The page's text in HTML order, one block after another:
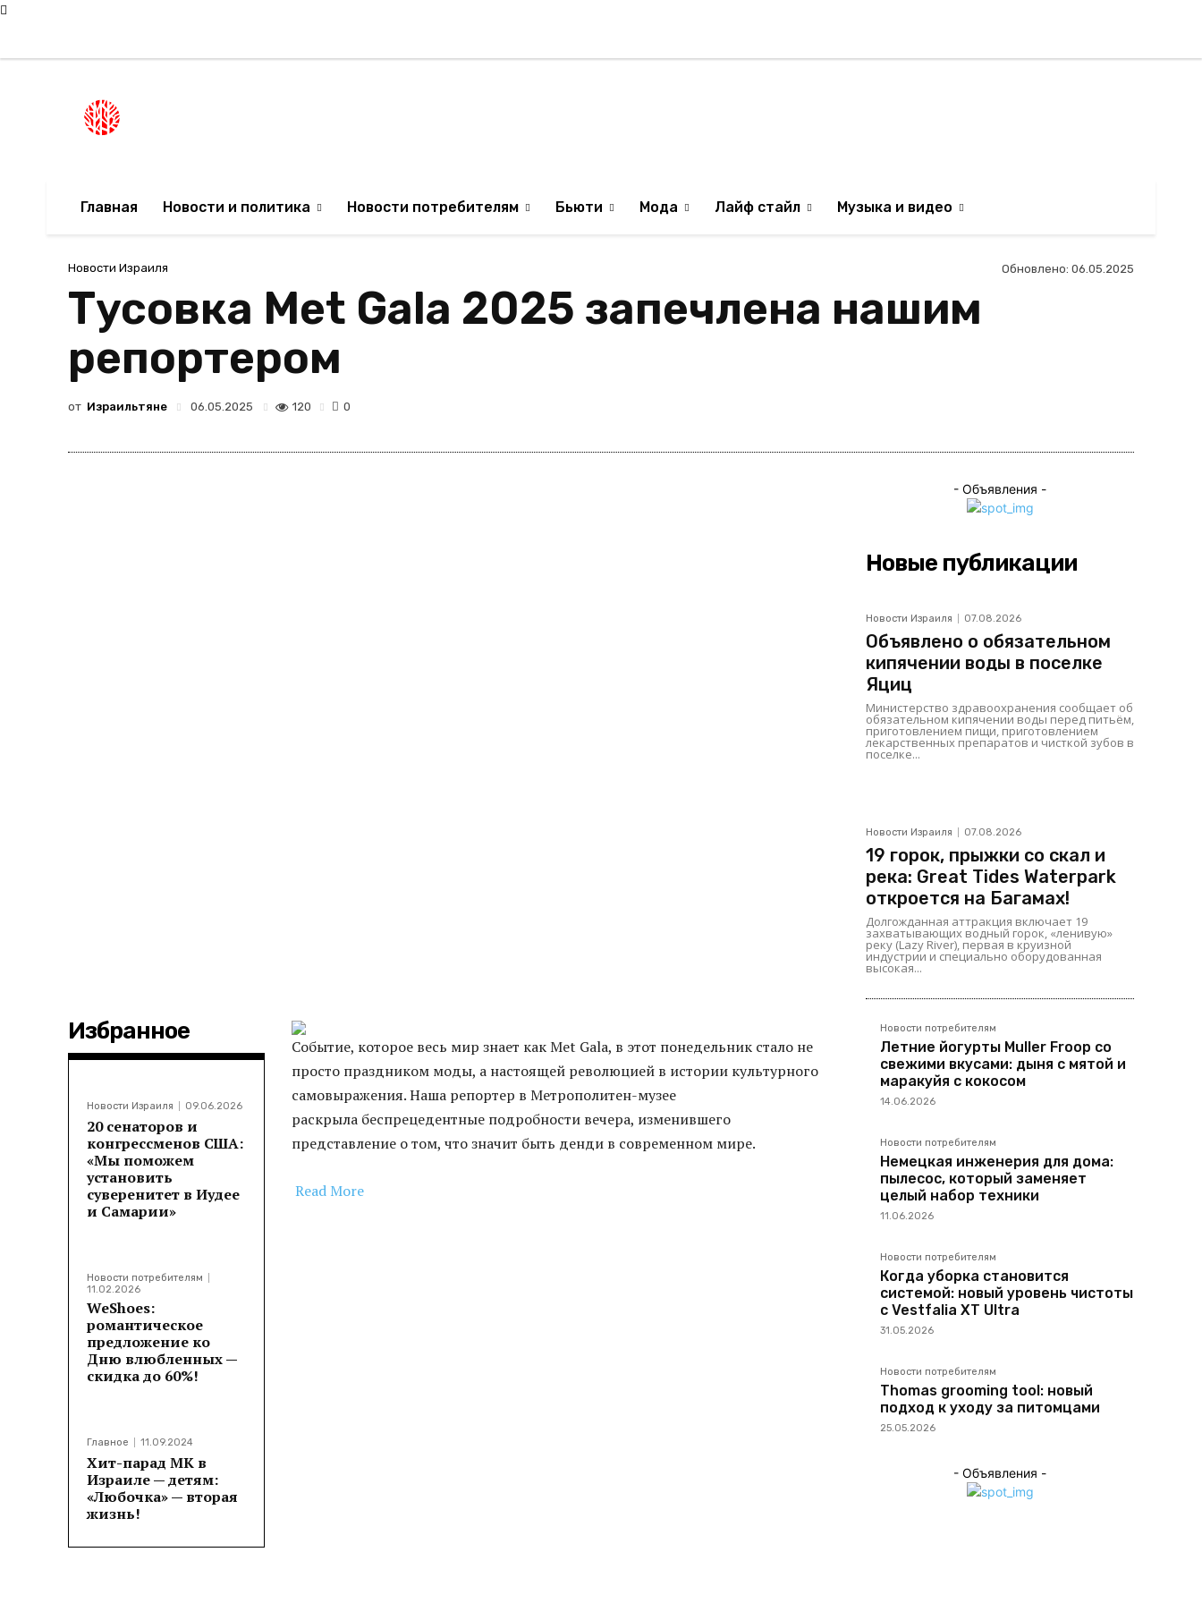
Главная Новости и политика Новости потребителям Бьюти Мода Лайф стайл Музыка и видео
Новости Израиля Обновлено: 06.05.2025
Тусовка Met Gala 2025 запечлена нашим
репортером
от Израильтяне 06.05.2025 120 0
Избранное
Новости Израиля 09.06.2026
20 сенаторов и
конгрессменов США:
«Мы поможем
установить
суверенитет в Иудее
и Самарии»
Новости потребителям
11.02.2026
WeShoes:
романтическое
предложение ко
Дню влюбленных —
скидка до 60%!
Главное 11.09.2024
Хит-парад МК в
Израиле — детям:
«Любочка» — вторая
жизнь!
Событие, которое весь мир знает как Met Gala, в этот понедельник стало не
просто праздником моды, а настоящей революцией в истории культурного
самовыражения. Наша репортер в Метрополитен-музее
раскрыла беспрецедентные подробности вечера, изменившего
представление о том, что значит быть денди в современном мире.
Read More
- Объявления -
Новые публикации
Новости Израиля 07.08.2026
Объявлено о обязательном
кипячении воды в поселке
Яциц
Министерство здравоохранения сообщает об
обязательном кипячении воды перед питьём,
приготовлением пищи, приготовлением
лекарственных препаратов и чисткой зубов в
поселке...
Новости Израиля 07.08.2026
19 горок, прыжки со скал и
река: Great Tides Waterpark
откроется на Багамах!
Долгожданная аттракция включает 19
захватывающих водный горок, «ленивую»
реку (Lazy River), первая в круизной
индустрии и специально оборудованная
высокая...
Новости потребителям
Летние йогурты Muller Froop со
свежими вкусами: дыня с мятой и
маракуйя с кокосом
14.06.2026
Новости потребителям
Немецкая инженерия для дома:
пылесос, который заменяет
целый набор техники
11.06.2026
Новости потребителям
Когда уборка становится
системой: новый уровень чистоты
с Vestfalia XT Ultra
31.05.2026
Новости потребителям
Thomas grooming tool: новый
подход к уходу за питомцами
25.05.2026
- Объявления -